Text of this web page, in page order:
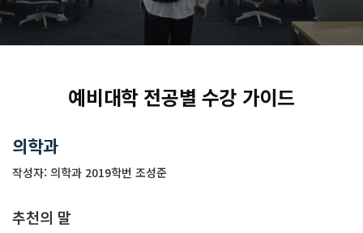
예비대학 전공별 수강 가이드
의학과
작성자: 의학과 2019학번 조성준
추천의 말